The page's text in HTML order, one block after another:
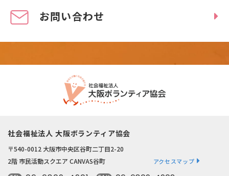
お問い合わせ
社会福祉法人 大阪ボランティア協会
〒540-0012 大阪市中央区谷町二丁目2-20
2階 市民活動スクエア CANVAS谷町
アクセスマップ